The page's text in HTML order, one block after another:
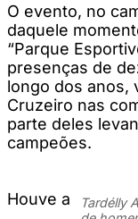
O evento, no
daquele
“Parque
presenças de
longo dos anos,
Cruzeiro nas
parte deles
campeões.
Tardélly
Houve a